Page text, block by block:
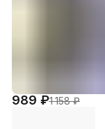
989 ₽1 158 ₽